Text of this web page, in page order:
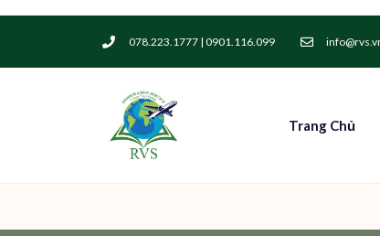
078.223.1777 | 0901.116.099
Trang Chủ